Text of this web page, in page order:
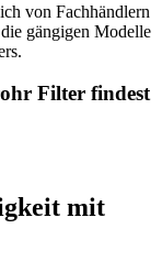
von Fachhändlern
gängigen Modelle
Filter findest
mit